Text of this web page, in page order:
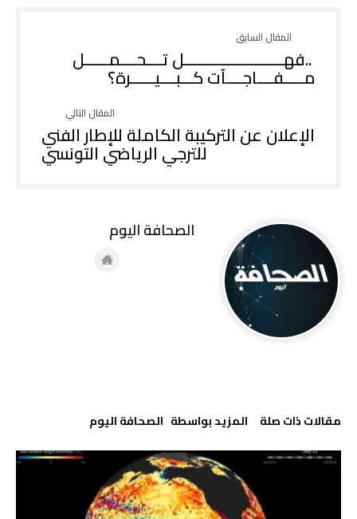
‬مـــــفــــاجــــآت‭ ‬كـــبــــيــــــرة؟
الإعلان عن التركيبة الكاملة للإطار الفني
للترجي الرياضي التونسي
‫مقالات ذات صلة‬ ‫‫المزيد بواسطة‬ ‬ ‭ ‬الصحافة‭ ‬اليوم